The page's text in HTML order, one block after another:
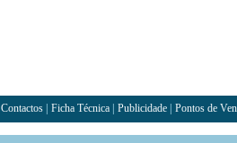
Contactos| Ficha Técnica| Publicidade| Pontos de